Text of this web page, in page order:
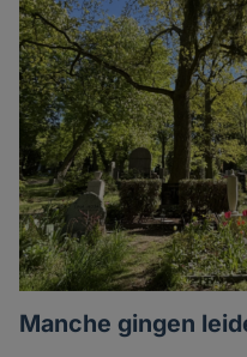
Manche gingen